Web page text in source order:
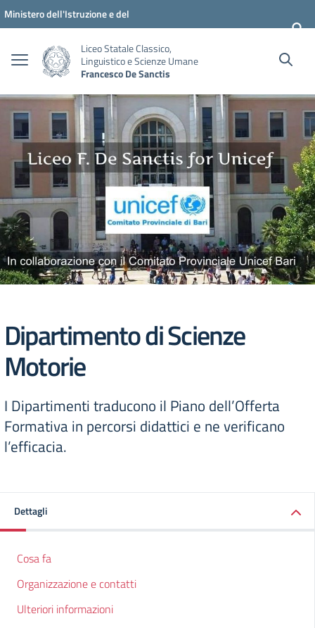
Vai ai contenuti
Vai al menu di navigazione
Vai al footer
Ministero dell'Istruzione e del
Liceo Statale Classico,
Linguistico e Scienze Umane
Francesco De Sanctis
Dipartimento di Scienze
Motorie
I Dipartimenti traducono il Piano dell’Offerta
Formativa in percorsi didattici e ne verificano
l’efficacia.
Dettagli
Cosa fa
Organizzazione e contatti
Ulteriori informazioni